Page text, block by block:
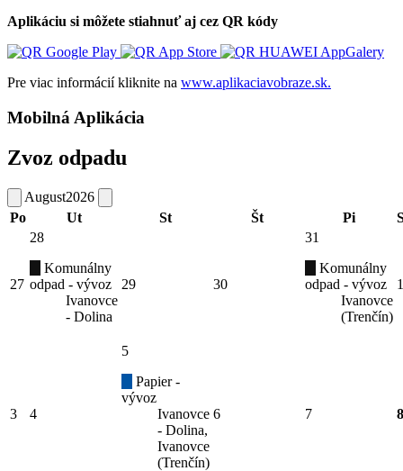
Aplikáciu si môžete stiahnuť aj cez QR kódy
Pre viac informácií kliknite na www.aplikaciavobraze.sk.
Mobilná Aplikácia
Zvoz odpadu
August2026
Po
Ut St Št Pi
27
28
Komunálny
odpad - vývoz
Ivanovce
- Dolina
29 30
31
Komunálny
odpad - vývoz
Ivanovce
(Trenčín)
1
3 4
5
Papier -
vývoz
Ivanovce
- Dolina,
Ivanovce
(Trenčín)
6 7 8